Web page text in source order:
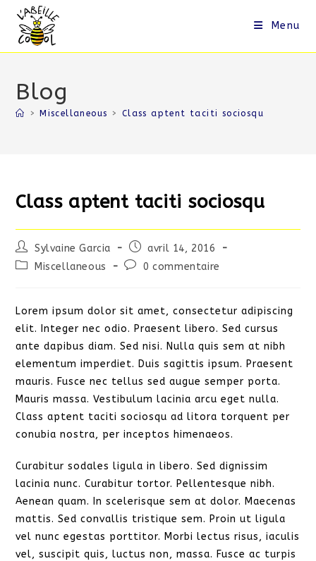
Skip
content
Menu
Blog
> Miscellaneous > Class aptent taciti sociosqu
Class aptent taciti sociosqu
Auteur/autrice
de
la
Sylvaine Garcia
Publication
publiée :
avril 14, 2016
PostMiscellaneous
Commentaires
publication :
0 commentaire
Lorem ipsum dolor sit amet, consectetur adipiscing
elit. Integer nec odio. Praesent libero. Sed cursus
ante dapibus diam. Sed nisi. Nulla quis sem at nibh
elementum imperdiet. Duis sagittis ipsum. Praesent
mauris. Fusce nec tellus sed augue semper porta.
Mauris massa. Vestibulum lacinia arcu eget nulla.
Class aptent taciti sociosqu ad litora torquent per
conubia nostra, per inceptos himenaeos.
Curabitur sodales ligula in libero. Sed dignissim
lacinia nunc. Curabitur tortor. Pellentesque nibh.
Aenean quam. In scelerisque sem at dolor. Maecenas
mattis. Sed convallis tristique sem. Proin ut ligula
vel nunc egestas porttitor. Morbi lectus risus, iaculis
vel, suscipit quis, luctus non, massa. Fusce ac turpis